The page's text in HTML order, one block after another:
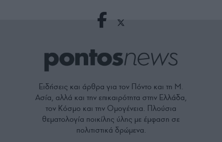
Ειδήσεις και άρθρα για τον Πόντο και τη Μ.
Ασία, αλλά και την επικαιρότητα στην Ελλάδα,
τον Κόσμο και την Ομογένεια. Πλούσια
θεματολογία ποικίλης ύλης με έμφαση σε
πολιτιστικά δρώμενα.